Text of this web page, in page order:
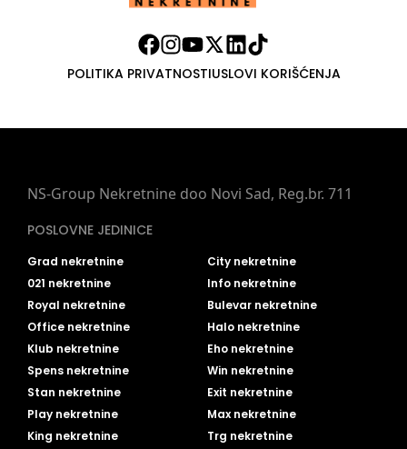
POLITIKA PRIVATNOSTIUSLOVI KORIŠĆENJA
NS-Group Nekretnine doo Novi Sad, Reg.br. 711
POSLOVNE JEDINICE
Grad nekretnine
City nekretnine
021 nekretnine
Info nekretnine
Royal nekretnine
Bulevar nekretnine
Office nekretnine
Halo nekretnine
Klub nekretnine
Eho nekretnine
Spens nekretnine
Win nekretnine
Stan nekretnine
Exit nekretnine
Play nekretnine
Max nekretnine
King nekretnine
Trg nekretnine